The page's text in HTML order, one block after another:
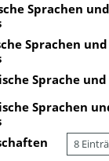
Sprachen
Sprachen
Sprache
Sprachen
8